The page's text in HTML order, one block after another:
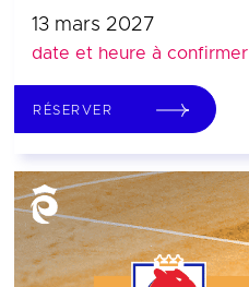
13 mars 2027
date et heure à confirmer
RÉSERVER